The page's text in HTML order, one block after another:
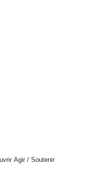
Agir / Soutenir